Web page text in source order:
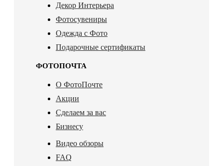
Декор Интерьера
Фотосувениры
Одежда с Фото
Подарочные сертификаты
ФОТОПОЧТА
О ФотоПочте
Акции
Сделаем за вас
Бизнесу
Видео обзоры
FAQ